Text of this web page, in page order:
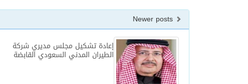
إعادة تشكيل مجلس مديري شركة
الطيران المدني السعودي القابضة